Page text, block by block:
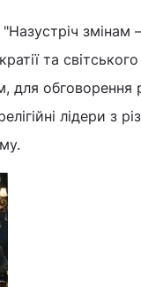
змінам
та
для обговорення
лідери з